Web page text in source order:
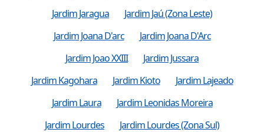
Jardim Jaragua
Jardim Jaú (Zona Leste)
Jardim Joana D'arc
Jardim Joana D'Arc
Jardim Joao XXIII
Jardim Jussara
Jardim Kagohara
Jardim Kioto
Jardim Lajeado
Jardim Laura
Jardim Leonidas Moreira
Jardim Lourdes
Jardim Lourdes (Zona Sul)